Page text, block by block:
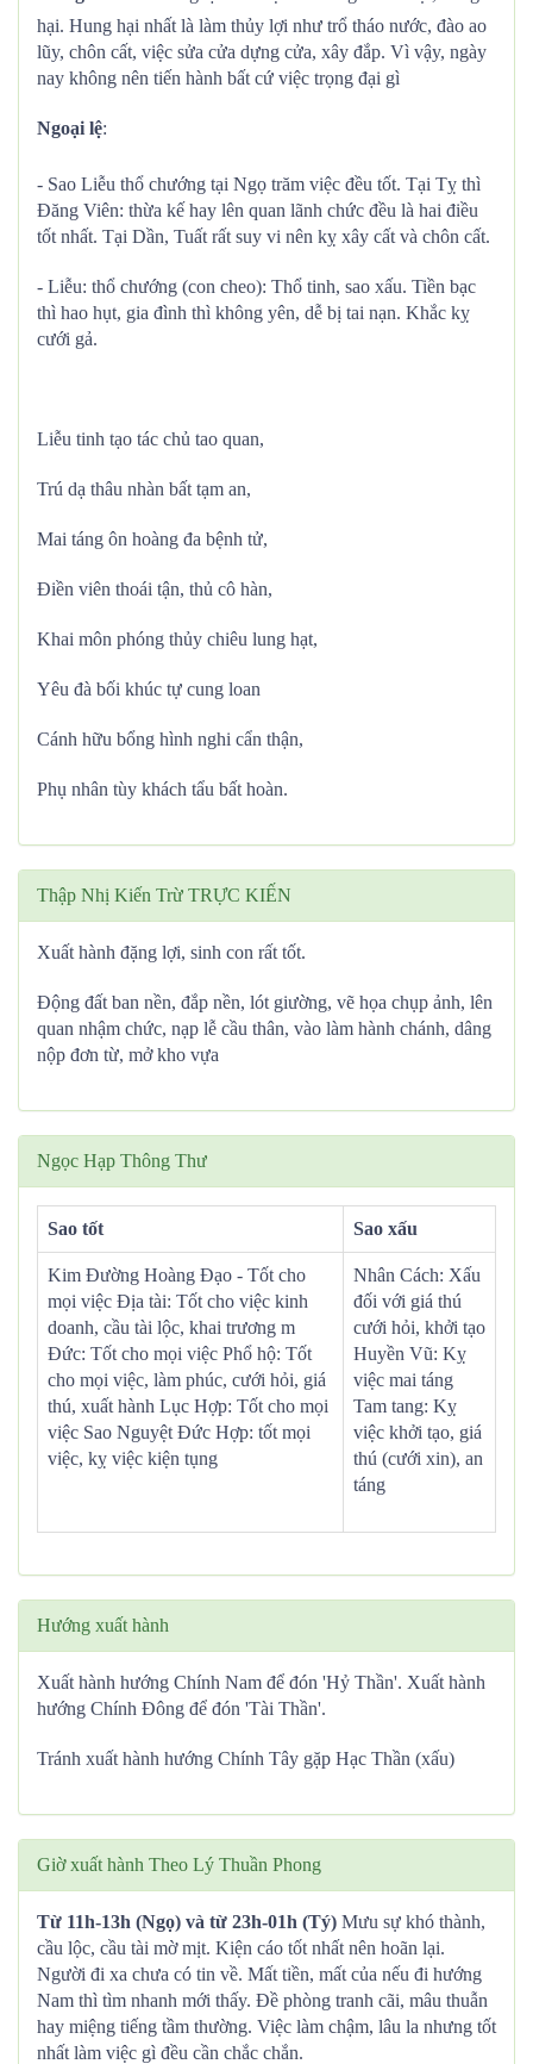
hại. Hung hại nhất là làm thủy lợi như trổ tháo nước, đào ao
lũy, chôn cất, việc sửa cửa dựng cửa, xây đắp. Vì vậy, ngày
nay không nên tiến hành bất cứ việc trọng đại gì
Ngoại lệ:
- Sao Liễu thổ chướng tại Ngọ trăm việc đều tốt. Tại Tỵ thì
Đăng Viên: thừa kế hay lên quan lãnh chức đều là hai điều
tốt nhất. Tại Dần, Tuất rất suy vi nên kỵ xây cất và chôn cất.
- Liễu: thổ chướng (con cheo): Thổ tinh, sao xấu. Tiền bạc
thì hao hụt, gia đình thì không yên, dễ bị tai nạn. Khắc kỵ
cưới gả.
Liễu tinh tạo tác chủ tao quan,
Trú dạ thâu nhàn bất tạm an,
Mai táng ôn hoàng đa bệnh tử,
Điền viên thoái tận, thủ cô hàn,
Khai môn phóng thủy chiêu lung hạt,
Yêu đà bối khúc tự cung loan
Cánh hữu bổng hình nghi cẩn thận,
Phụ nhân tùy khách tẩu bất hoàn.
Thập Nhị Kiến Trừ TRỰC KIẾN
Xuất hành đặng lợi, sinh con rất tốt.
Động đất ban nền, đắp nền, lót giường, vẽ họa chụp ảnh, lên
quan nhậm chức, nạp lễ cầu thân, vào làm hành chánh, dâng
nộp đơn từ, mở kho vựa
Ngọc Hạp Thông Thư
Sao tốt Sao xấu
Kim Đường Hoàng Đạo - Tốt cho
mọi việc Địa tài: Tốt cho việc kinh
doanh, cầu tài lộc, khai trương m
Đức: Tốt cho mọi việc Phổ hộ: Tốt
cho mọi việc, làm phúc, cưới hỏi, giá
thú, xuất hành Lục Hợp: Tốt cho mọi
việc Sao Nguyệt Đức Hợp: tốt mọi
việc, kỵ việc kiện tụng
Nhân Cách: Xấu
đối với giá thú
cưới hỏi, khởi tạo
Huyền Vũ: Kỵ
việc mai táng
Tam tang: Kỵ
việc khởi tạo, giá
thú (cưới xin), an
táng
Hướng xuất hành
Xuất hành hướng Chính Nam để đón 'Hỷ Thần'. Xuất hành
hướng Chính Đông để đón 'Tài Thần'.
Tránh xuất hành hướng Chính Tây gặp Hạc Thần (xấu)
Giờ xuất hành Theo Lý Thuần Phong
Từ 11h-13h (Ngọ) và từ 23h-01h (Tý) Mưu sự khó thành,
cầu lộc, cầu tài mờ mịt. Kiện cáo tốt nhất nên hoãn lại.
Người đi xa chưa có tin về. Mất tiền, mất của nếu đi hướng
Nam thì tìm nhanh mới thấy. Đề phòng tranh cãi, mâu thuẫn
hay miệng tiếng tầm thường. Việc làm chậm, lâu la nhưng tốt
nhất làm việc gì đều cần chắc chắn.